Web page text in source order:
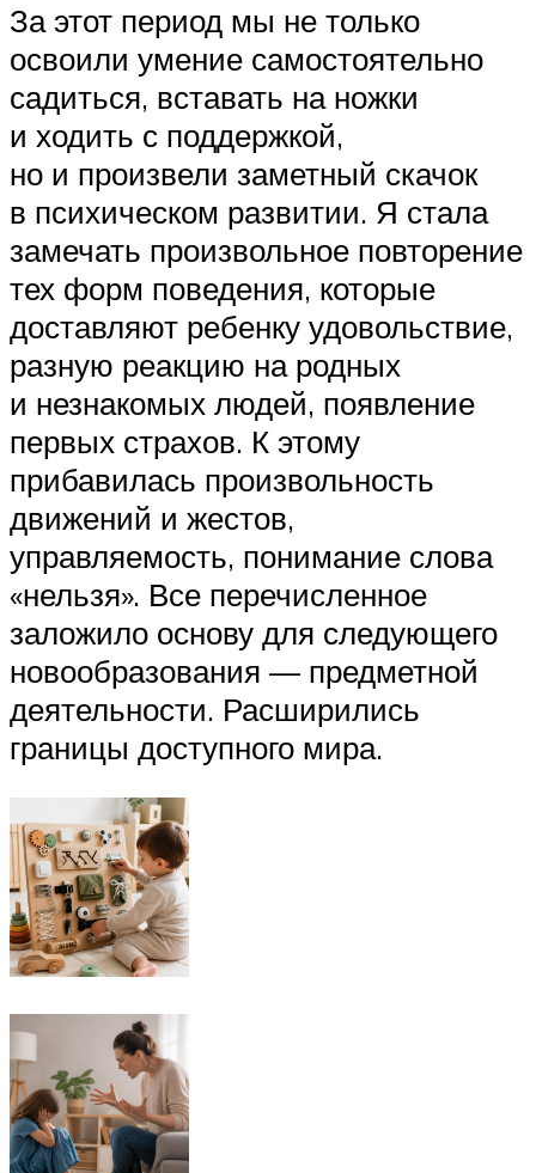
За этот период мы не только
освоили умение самостоятельно
садиться, вставать на ножки
и ходить с поддержкой,
но и произвели заметный скачок
в психическом развитии. Я стала
замечать произвольное повторение
тех форм поведения, которые
доставляют ребенку удовольствие,
разную реакцию на родных
и незнакомых людей, появление
первых страхов. К этому
прибавилась произвольность
движений и жестов,
управляемость, понимание слова
«нельзя». Все перечисленное
заложило основу для следующего
новообразования — предметной
деятельности. Расширились
границы доступного мира.